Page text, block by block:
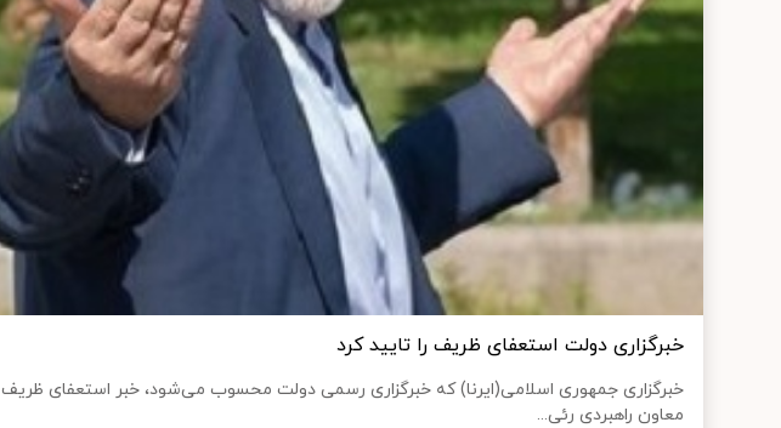
خبرگزاری دولت استعفای ظریف را تایید کرد
خبرگزاری جمهوری اسلامی(ایرنا) که خبرگزاری رسمی دولت محسوب می‌شود، خبر استعفای ظریف
معاون راهبردی رئی...